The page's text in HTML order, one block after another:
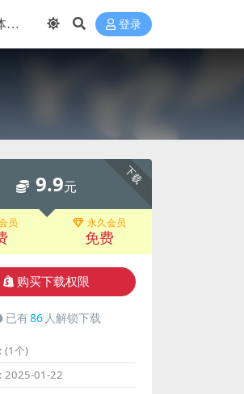
登录
下载
9.9元
员 永久会员
免费
购买下载权限
已有86 人解锁下载
(1个)
2025-01-22